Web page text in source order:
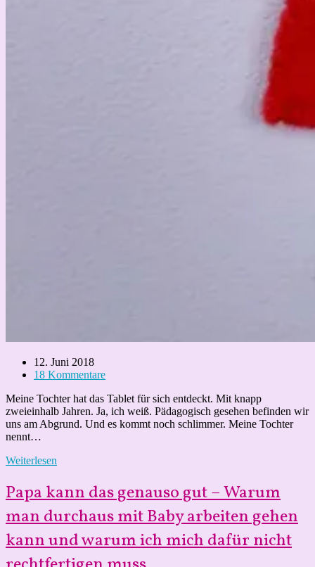
Beitrag
veröffentlicht:
12. Juni 2018
Beitrags-
18 Kommentare
Meine Tochter hat das Tablet für sich entdeckt. Mit knapp
zweieinhalb Jahren. Ja, ich weiß. Pädagogisch gesehen befinden wir
uns am Abgrund. Und es kommt noch schlimmer. Meine Tochter
nennt…
Weiterlesen
mich
Peppa
Wutz
für
dumm
Papa kann das genauso gut – Warum
man durchaus mit Baby arbeiten gehen
kann und warum ich mich dafür nicht